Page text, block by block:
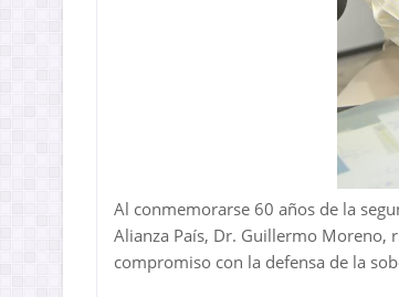
Al conmemorarse 60 años de la
Alianza País, Dr. Guillermo Moreno,
compromiso con la defensa de la